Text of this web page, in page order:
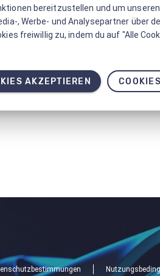
bereitzustellen und um
, Werbe- und Analysepartner über
freiwillig zu, indem du auf "Alle
AKZEPTIEREN